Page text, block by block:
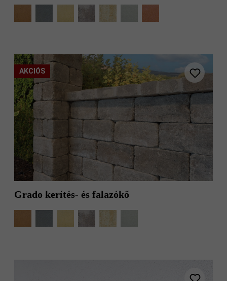
AKCIÓS
Grado kerítés- és falazókő